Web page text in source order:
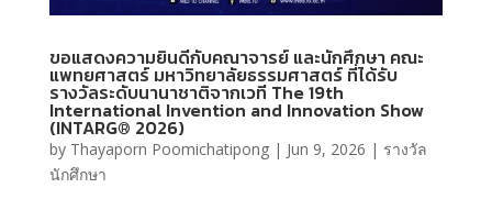
ขอแสดงความยินดีกับคณาจารย์ และนักศึกษา คณะ
แพทยศาสตร์ มหาวิทยาลัยธรรมศาสตร์ ที่ได้รับ
รางวัลระดับนานาชาติจากเวที The 19th
International Invention and Innovation Show
(INTARG® 2026)
by Thayaporn Poomichatipong| Jun 9, 2026 | รางวัล
นักศึกษา